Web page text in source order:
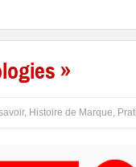
»
, Histoire de Marque,